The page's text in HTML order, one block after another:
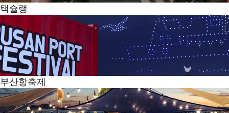
택슐랭
부산항축제